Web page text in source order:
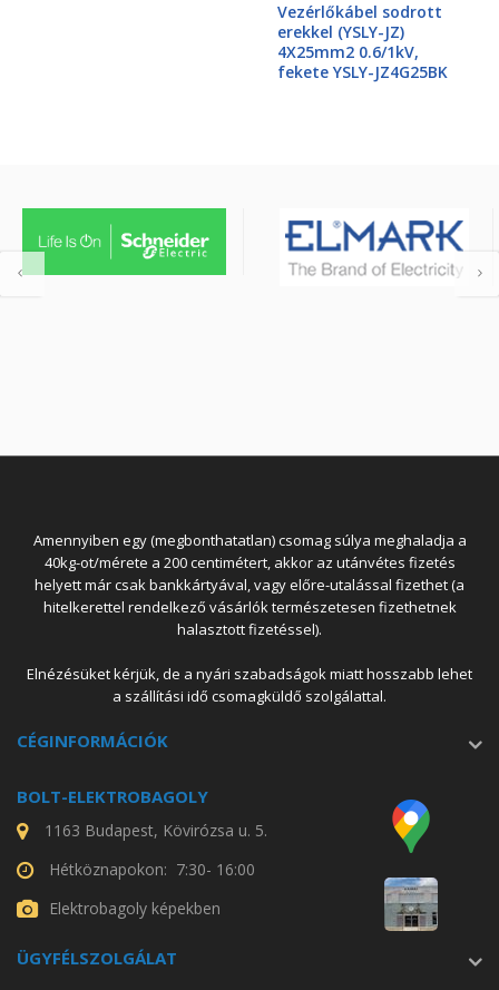
Vezérlőkábel sodrott
erekkel (YSLY-JZ)
4X25mm2 0.6/1kV,
fekete YSLY-JZ4G25BK
Amennyiben egy (megbonthatatlan) csomag súlya meghaladja a
40kg-ot/mérete a 200 centimétert, akkor az utánvétes fizetés
helyett már csak bankkártyával, vagy előre-utalással fizethet (a
hitelkerettel rendelkező vásárlók természetesen fizethetnek
halasztott fizetéssel).
Elnézésüket kérjük, de a nyári szabadságok miatt hosszabb lehet
a szállítási idő csomagküldő szolgálattal.
CÉGINFORMÁCIÓK
BOLT-ELEKTROBAGOLY
1163 Budapest, Kövirózsa u. 5.
Hétköznapokon: 7:30- 16:00
Elektrobagoly képekben
ÜGYFÉLSZOLGÁLAT